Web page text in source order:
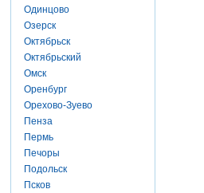
Одинцово
Озерск
Октябрьск
Октябрьский
Омск
Оренбург
Орехово-Зуево
Пенза
Пермь
Печоры
Подольск
Псков